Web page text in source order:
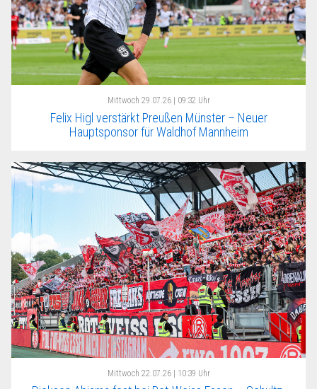
Mittwoch 29.07.26 | 09:32 Uhr
Felix Higl verstärkt Preußen Münster – Neuer
Hauptsponsor für Waldhof Mannheim
Mittwoch 22.07.26 | 10:39 Uhr